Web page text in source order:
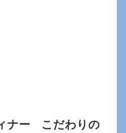
ナー こだわりの